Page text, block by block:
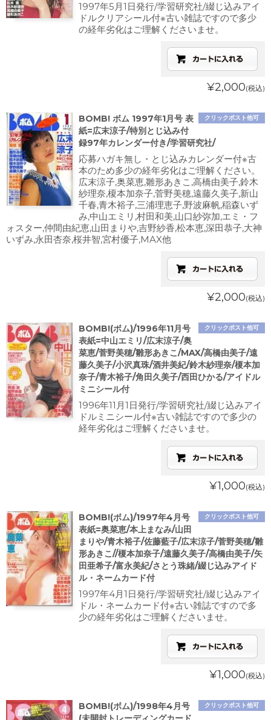
1997年5月1日発行/学習研究社/綴じ込みアイ
ドルクリアシール付※古い雑誌ですので多少
の経年劣化はご理解くださいませ。
¥2,000(税込)
クリックポスト他可
BOMB! ボム 1997年1月号 表
紙=広末涼子/特別とじ込み付
録97年カレンダー付き/学習研究社/
応募ハガキ無し・とじ込みカレンダー付※古
本のため多少の経年劣化はご理解ください。
広末涼子,奥菜恵,雛形あきこ,高橋由美子,鈴木
紗理奈,榎本加奈子,菅野美穂,遠藤久美子,新山
千春,青木裕子,三浦理恵子,野波麻帆,稲森いず
み,中山エミリ,村田和美,山口紗弥加,エミ・フ
ォスター,仲間由紀恵,山田まりや,吉野紗香,松本恵,深田恭子,大神
いずみ,永田杏奈,桜井智,宮村優子,MAX他
¥2,000(税込)
クリックポスト他可
BOMB!(ボム)/1996年11月号
表紙=中山エミリ/広末涼子/奥
菜恵/菅野美穂/雛形あきこ/MAX/高橋由美子/遠
藤久美子/小沢真珠/酒井美紀/鈴木紗理奈/榎本加
奈子/青木裕子/角田久美子/西田ひかる/アイドル
ミニシール付
1996年11月1日発行/学習研究社/綴じ込みアイ
ドルミニシール付※古い雑誌ですので多少の
経年劣化はご理解くださいませ。
¥1,000(税込)
クリックポスト他可
BOMB!(ボム)/1997年4月号
表紙=奥菜恵/本上まなみ/山田
まりや/青木裕子/佐藤藍子/広末涼子/菅野美穂/雛
形あきこ//榎本加奈子/遠藤久美子/高橋由美子/矢
田亜希子/富永美紀/さとう珠緒/綴じ込みアイド
ル・ネームカード付
1997年4月1日発行/学習研究社/綴じ込みアイ
ドル・ネームカード付※古い雑誌ですので多
少の経年劣化はご理解くださいませ。
¥1,000(税込)
クリックポスト他可
BOMB!(ボム)/1998年4月号